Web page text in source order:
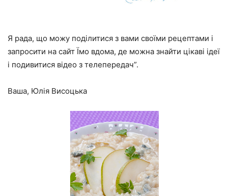
Я рада, що можу поділитися з вами своїми рецептами і
запросити на сайтЇмо вдома, де можна знайти цікаві ідеї
і подивитися відео з телепередач”.
Ваша, Юлія Висоцька